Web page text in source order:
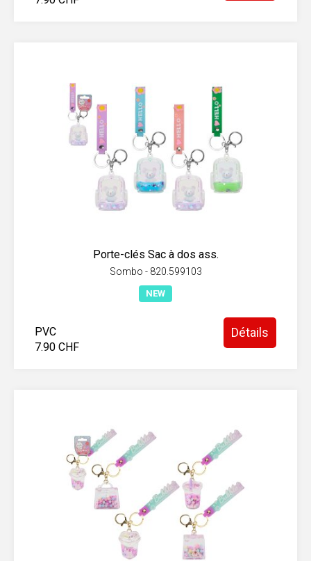
Porte-clés Sac à dos ass.
Sombo - 820.599103
NEW
PVC
7.90 CHF
Détails